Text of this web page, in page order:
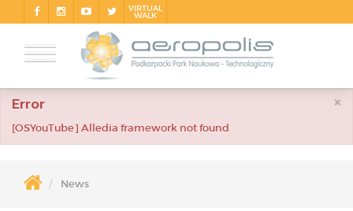
VIRTUAL
WALK
×
Error
[OSYouTube] Alledia framework not found
News